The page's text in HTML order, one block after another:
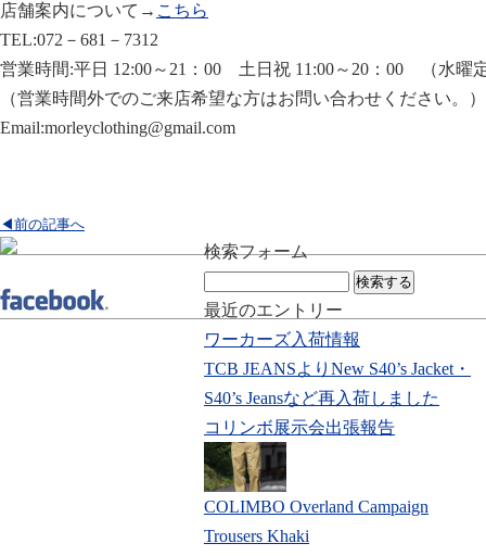
店舗案内について→ こちら
TEL:072－681－7312
営業時間:平日 12:00～21：00 土日祝 11:00～20：00 （水曜
（営業時間外でのご来店希望な方はお問い合わせください。）
Email:morleyclothing@gmail.com
◀前の記事へ
検索フォーム
索:
最近のエントリー
ワーカーズ入荷情報
TCB JEANSよりNew S40’s Jacket・
S40’s Jeansなど再入荷しました
コリンボ展示会出張報告
COLIMBO Overland Campaign
Trousers Khaki